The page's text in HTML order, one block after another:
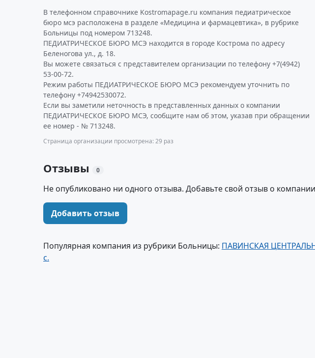
В телефонном справочнике Kostromapage.ru компания педиатрическое
бюро мсэ расположена в разделе «Медицина и фармацевтика», в рубрике
Больницы под номером 713248.
ПЕДИАТРИЧЕСКОЕ БЮРО МСЭ находится в городе Кострома по адресу
Беленогова ул., д. 18.
Вы можете связаться с представителем организации по телефону +7(4942)
53-00-72.
Режим работы ПЕДИАТРИЧЕСКОЕ БЮРО МСЭ рекомендуем уточнить по
телефону +74942530072.
Если вы заметили неточность в представленных данных о компании
ПЕДИАТРИЧЕСКОЕ БЮРО МСЭ, сообщите нам об этом, указав при обращении
ее номер - № 713248.
Страница организации просмотрена: 29 раз
Отзывы 0
Не опубликовано ни одного отзыва. Добавьте свой отзыв о
Добавить отзыв
Популярная компания из рубрики Больницы: ПАВИНСКАЯ
с.